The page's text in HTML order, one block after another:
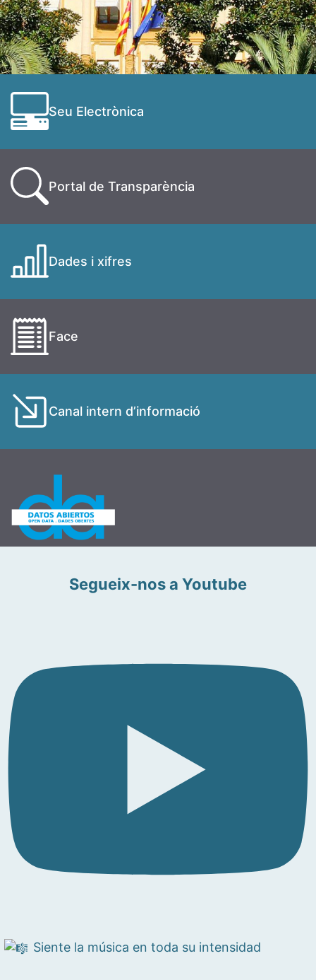
Seu Electrònica
Portal de Transparència
Dades i xifres
Face
Canal intern d’informació
Segueix-nos a Youtube
Siente la música en toda su intensidad